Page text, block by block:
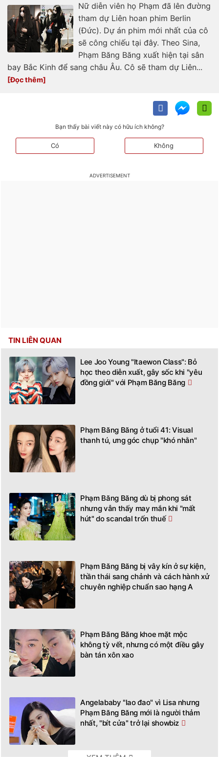
Nữ diễn viên họ Phạm đã lên đường
tham dự Liên hoan phim Berlin
(Đức). Dự án phim mới nhất của cô
sẽ công chiếu tại đây. Theo Sina,
Phạm Băng Băng xuất hiện tại sân
bay Bắc Kinh để sang châu Âu. Cô sẽ tham dự Liên...
Bạn thấy bài viết này có hữu ích không?
Có Không
học theo diễn xuất, gây sốc khi "yêu
đồng giới" với Phạm Băng Băng
thanh tú, ưng góc chụp "khó nhằn"
nhưng vẫn thấy may mắn khi "mất
hút" do scandal trốn thuế
thần thái sang chảnh và cách hành xử
chuyên nghiệp chuẩn sao hạng A
không tỳ vết, nhưng có một điều gây
bàn tán xôn xao
Phạm Băng Băng mới là người thảm
nhất, "bít cửa" trở lại showbiz